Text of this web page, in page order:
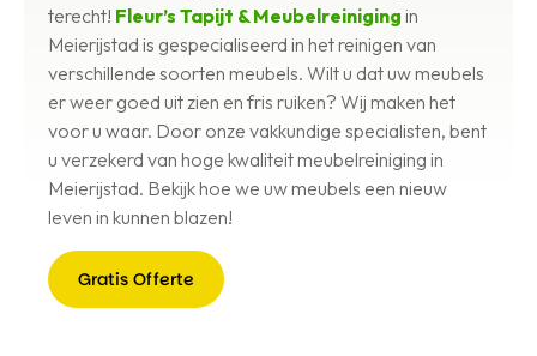
terecht! Fleur’s Tapijt & Meubelreiniging in
Meierijstad is gespecialiseerd in het reinigen van
verschillende soorten meubels. Wilt u dat uw meubels
er weer goed uit zien en fris ruiken? Wij maken het
voor u waar. Door onze vakkundige specialisten, bent
u verzekerd van hoge kwaliteit meubelreiniging in
Meierijstad. Bekijk hoe we uw meubels een nieuw
leven in kunnen blazen!
Gratis Offerte